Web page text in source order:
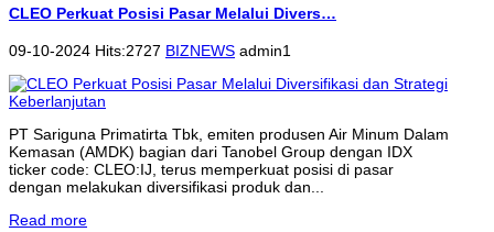
CLEO Perkuat Posisi Pasar Melalui Divers…
09-10-2024 Hits:2727 BIZNEWS admin1
PT Sariguna Primatirta Tbk, emiten produsen Air Minum Dalam
Kemasan (AMDK) bagian dari Tanobel Group dengan IDX
ticker code: CLEO:IJ, terus memperkuat posisi di pasar
dengan melakukan diversifikasi produk dan...
Read more